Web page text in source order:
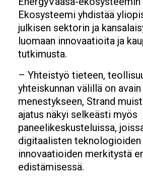
Ekosysteemi yhdistää
julkisen sektorin ja
luomaan innovaatioita ja
tutkimusta.
– Yhteistyö tieteen,
yhteiskunnan välillä on avain
menestykseen, Strand
ajatus näkyi selkeästi myös
paneelikeskusteluissa,
digitaalisten teknologioiden
innovaatioiden merkitystä
edistämisessä.